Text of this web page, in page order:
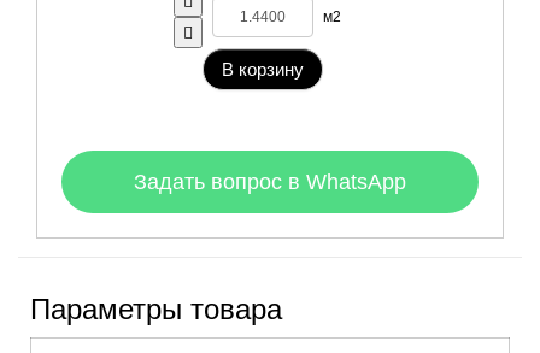
м2
В корзину
Задать вопрос в WhatsApp
Параметры товара